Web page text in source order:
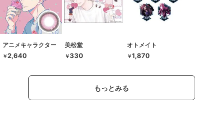
アニメキャラクター
￥2,640
美松堂
￥330
オトメイト
￥1,870
もっとみる